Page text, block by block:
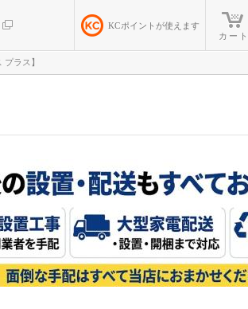
KCポイントが使えます
カート
ラス】